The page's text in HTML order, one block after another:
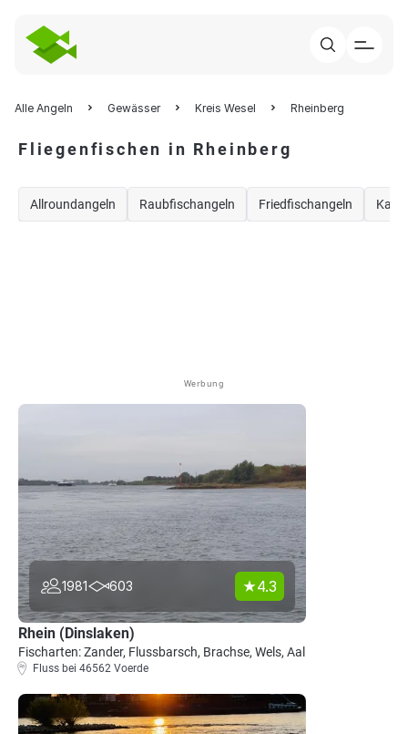
Alle Angeln Gewässer Kreis Wesel Rheinberg
Fliegenfischen in Rheinberg
Allroundangeln Raubfischangeln Friedfischangeln
Werbung
1981 603 4.3
Rhein (Dinslaken)
Fischarten: Zander, Flussbarsch, Brachse, Wels, Aal
Fluss bei 46562 Voerde